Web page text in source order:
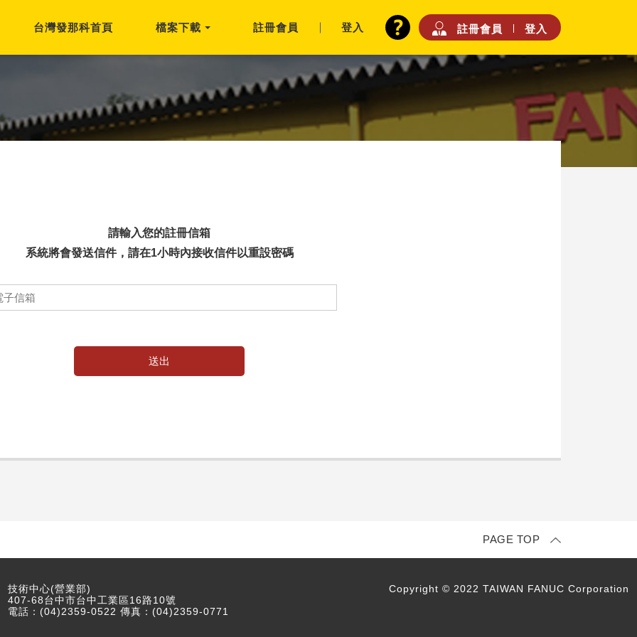
註冊會員 登入
台灣發那科首頁 檔案下載 註冊會員 登入
請輸入您的註冊信箱
系統將會發送信件，請在1小時內接收信件以重設密碼
送出
PAGE TOP
技術中心(營業部)
407-68台中市台中工業區16路10號
電話：(04)2359-0522 傳真：(04)2359-0771
Copyright © 2022 TAIWAN FANUC Corporation